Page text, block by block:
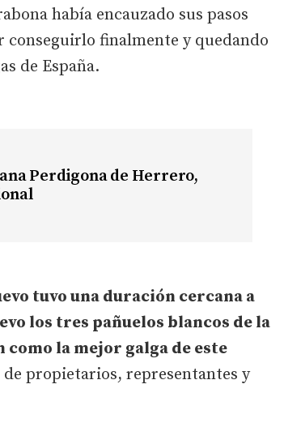
había encauzado sus pasos
conseguirlo finalmente y quedando
de España.
Perdigona de Herrero,
tuvo una duración cercana a
los tres pañuelos blancos de la
la mejor galga de este
de propietarios, representantes y